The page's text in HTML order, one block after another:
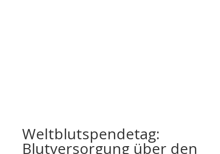
Weltblutspendetag:
Blutversorgung über den